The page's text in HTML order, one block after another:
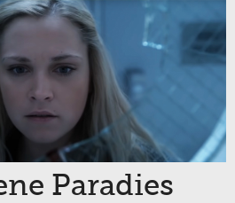
Paradies